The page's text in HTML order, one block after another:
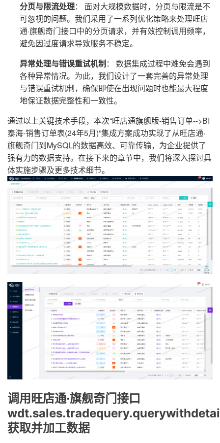
分页与限流处理： 面对大规模数据时，分页与限流是不
可忽视的问题。我们采用了一系列优化策略来处理旺店
通·旗舰奇门接口中的分页请求，并有效控制调用频率，
避免因过度请求导致服务不稳定。
异常处理与错误重试机制： 数据集成过程中难免会遇到
各种异常情况。为此，我们设计了一套完善的异常处理
与错误重试机制，确保即使在出现问题时也能最大程度
地保证数据完整性和一致性。
通过以上关键技术手段，本次“旺店通旗舰版-销售订单-->BI
泰海-销售订单表(24年5月)”集成方案成功实现了从旺店通·
旗舰奇门到MySQL的数据高效、可靠传输，为企业提供了
强有力的数据支持。在接下来的章节中，我们将深入探讨具
体实施步骤及更多技术细节。
调用旺店通·旗舰奇门接口
获取并加工数据